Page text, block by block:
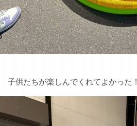
子供たちが楽しんでくれてよかった！